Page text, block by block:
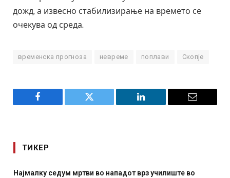
дожд, а извесно стабилизирање на времето се
очекува од среда.
временска прогноза невреме поплави Скопје
Facebook Twitter LinkedIn Email
ТИКЕР
СОЗИС: Украинците повеќе им веруваат на